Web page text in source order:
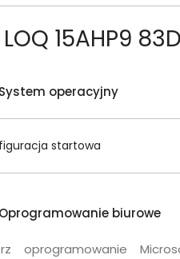
15AHP9
System operacyjny
startowa
Oprogramowanie biurowe
oprogramowanie